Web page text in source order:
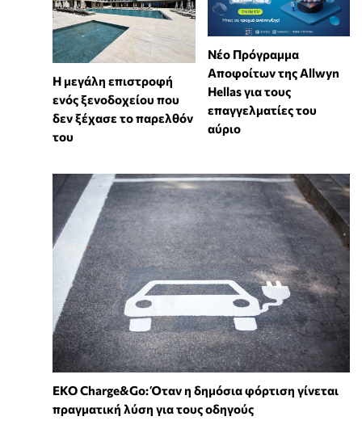
Η μεγάλη επιστροφή
ενός ξενοδοχείου που
δεν ξέχασε το παρελθόν
του
Νέο Πρόγραμμα
Αποφοίτων της Allwyn
Hellas για τους
επαγγελματίες του
αύριο
EKO Charge&Go: Όταν η δημόσια φόρτιση γίνεται
πραγματική λύση για τους οδηγούς